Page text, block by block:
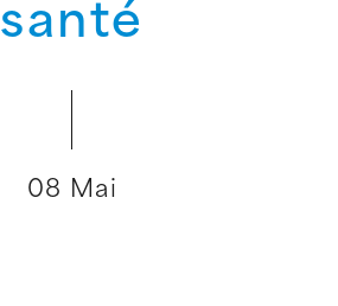
santé
08 Mai